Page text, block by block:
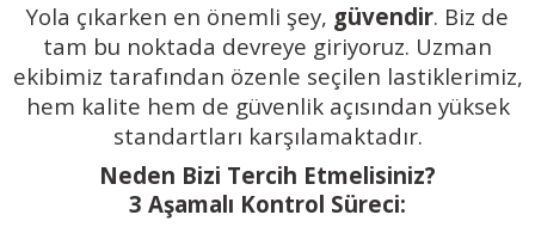
Yola çıkarken en önemli şey, güvendir. Biz de
tam bu noktada devreye giriyoruz. Uzman
ekibimiz tarafından özenle seçilen lastiklerimiz,
hem kalite hem de güvenlik açısından yüksek
standartları karşılamaktadır.
Neden Bizi Tercih Etmelisiniz?
3 Aşamalı Kontrol Süreci: